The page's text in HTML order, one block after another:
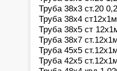
Труба 38х3 ст.20
Труба 38х4
Труба 38х5 ст
Труба 38х7
Труба 45х5
Труба 42х5